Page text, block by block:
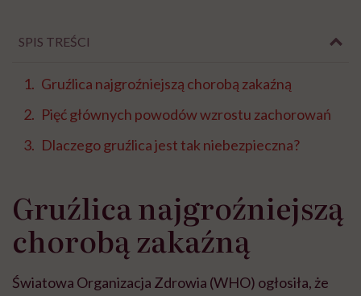
SPIS TREŚCI
Gruźlica najgroźniejszą chorobą zakaźną
Pięć głównych powodów wzrostu zachorowań
Dlaczego gruźlica jest tak niebezpieczna?
Gruźlica najgroźniejszą
chorobą zakaźną
Światowa Organizacja Zdrowia (WHO) ogłosiła, że